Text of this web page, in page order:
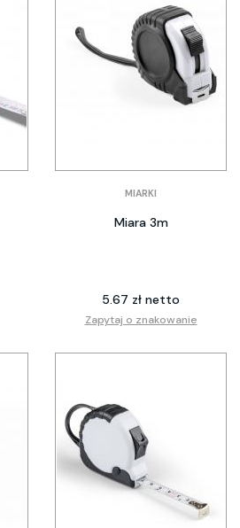
MIARKI
Miara 3m
5.67 zł netto
Zapytaj o znakowanie